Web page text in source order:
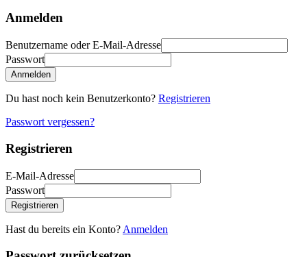
Anmelden
Benutzername oder E-Mail-Adresse
Passwort
Anmelden
Du hast noch kein Benutzerkonto? Registrieren
Passwort vergessen?
Registrieren
E-Mail-Adresse
Passwort
Registrieren
Hast du bereits ein Konto? Anmelden